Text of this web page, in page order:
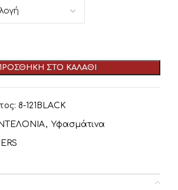
ΣΤΟ ΚΑΛΆΘΙ
8-121BLACK
, Υφασμάτινα